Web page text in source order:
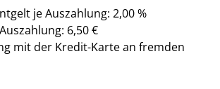
je Auszahlung: 2,00 %
6,50 €
mit der Kredit-Karte an fremden